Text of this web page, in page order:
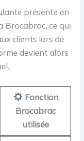
présente en
Brocabrac, ce qui
clients lors de
devient alors
Fonction
Brocabrac
utilisée